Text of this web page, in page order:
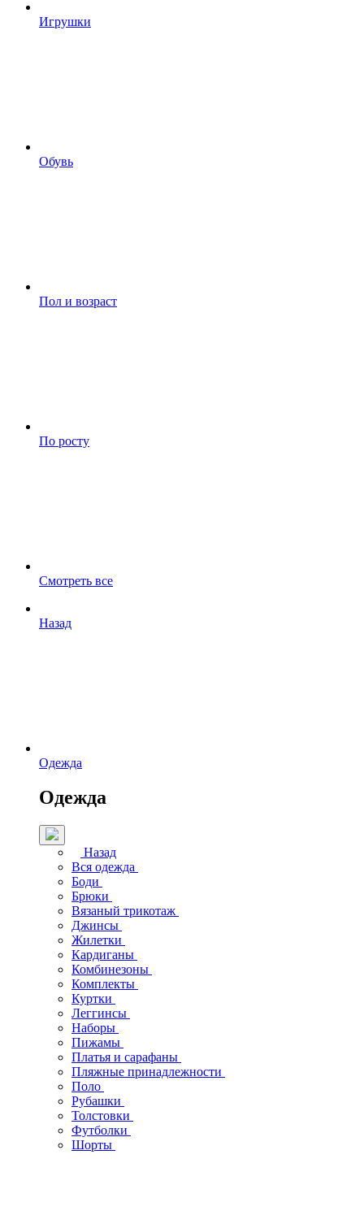
Игрушки
Обувь
Пол и возраст
По росту
Смотреть все
Назад
Одежда
Одежда
Назад
Вся одежда
Боди
Брюки
Вязаный трикотаж
Джинсы
Жилетки
Кардиганы
Комбинезоны
Комплекты
Куртки
Леггинсы
Наборы
Пижамы
Платья и сарафаны
Пляжные принадлежности
Поло
Рубашки
Толстовки
Футболки
Шорты